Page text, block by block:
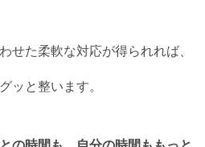
せた柔軟な対応が得られれば、
ッと整います。